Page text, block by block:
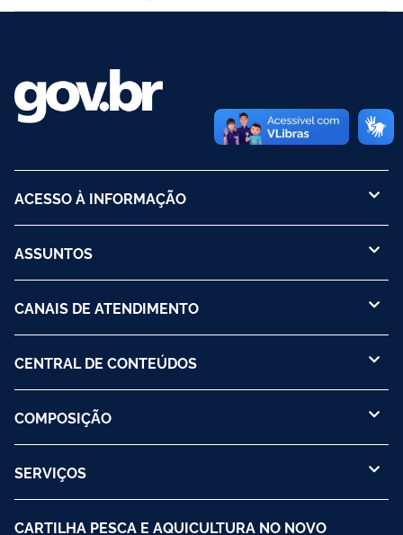
ACESSO À INFORMAÇÃO
ASSUNTOS
CANAIS DE ATENDIMENTO
CENTRAL DE CONTEÚDOS
COMPOSIÇÃO
SERVIÇOS
CARTILHA PESCA E AQUICULTURA NO NOVO